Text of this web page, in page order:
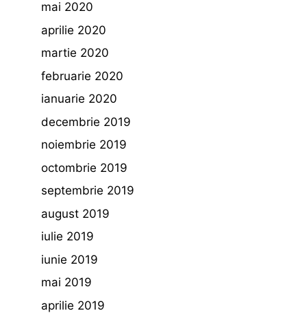
mai 2020
aprilie 2020
martie 2020
februarie 2020
ianuarie 2020
decembrie 2019
noiembrie 2019
octombrie 2019
septembrie 2019
august 2019
iulie 2019
iunie 2019
mai 2019
aprilie 2019